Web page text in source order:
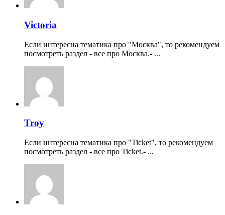
Victoria
Если интересна тематика про "Москва", то рекомендуем
посмотреть раздел - все про Москва.- ...
Troy
Если интересна тематика про "Ticket", то рекомендуем
посмотреть раздел - все про Ticket.- ...